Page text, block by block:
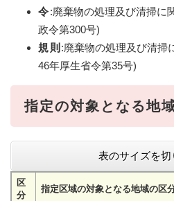
令:廃棄物の処理及び清掃に
政令第300号)
規則 :廃棄物の処理及び清掃
46年厚生省令第35号)
指定の対象となる地
表のサイズを切
区
分
指定区域の対象となる地域の区